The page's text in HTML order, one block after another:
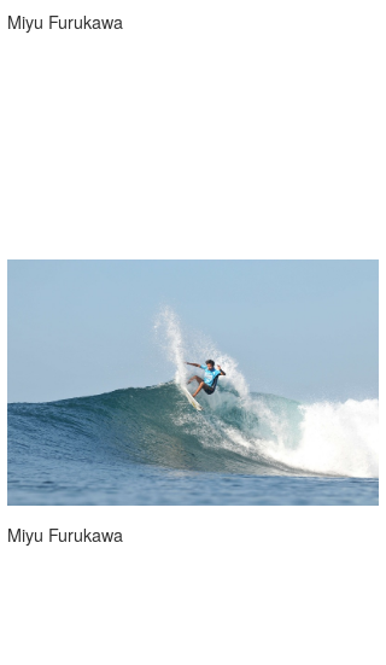
Miyu Furukawa
Miyu Furukawa